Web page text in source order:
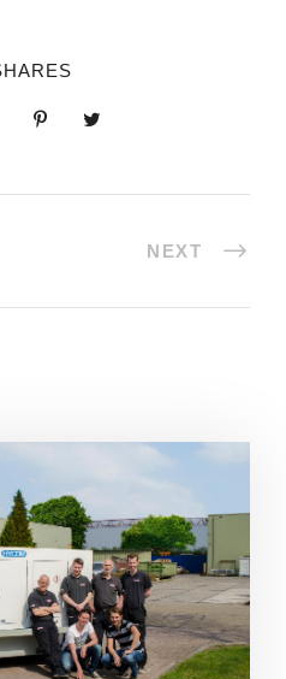
NEXT